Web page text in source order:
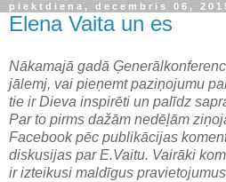
piektdiena, decembris 06,
Elena Vaita un es
Nākamajā gadā
jālemj, vai pieņemt paziņojumu
tie ir Dieva inspirēti un palīdz
Par to pirms dažām nedēļām
Facebook pēc publikācijas
diskusijas par E.Vaitu. Vairāki
ir izteikusi maldīgus